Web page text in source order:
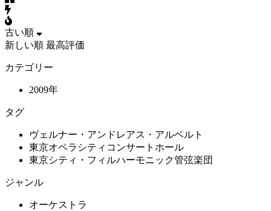
古い順
新しい順 最高評価
カテゴリー
2009年
タグ
ヴェルナー・アンドレアス・アルベルト
東京オペラシティコンサートホール
東京シティ・フィルハーモニック管弦楽団
ジャンル
オーケストラ